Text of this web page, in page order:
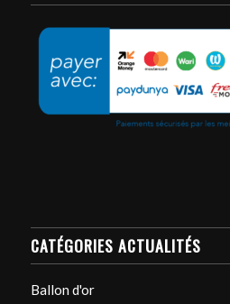
CATÉGORIES ACTUALITÉS
Ballon d'or